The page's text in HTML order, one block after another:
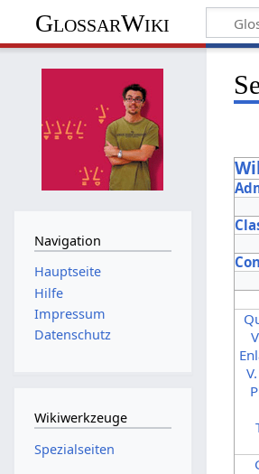
GlossarWiki
Navigation
Hauptseite
Hilfe
Impressum
Datenschutz
Wikiwerkzeuge
Spezialseiten